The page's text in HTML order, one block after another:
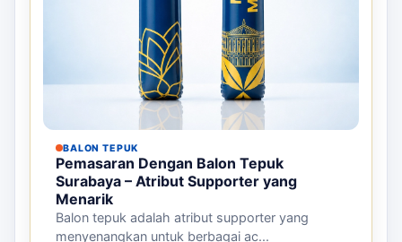
BALON TEPUK
Pemasaran Dengan Balon Tepuk
Surabaya – Atribut Supporter yang
Menarik
Balon tepuk adalah atribut supporter yang
menyenangkan untuk berbagai ac...